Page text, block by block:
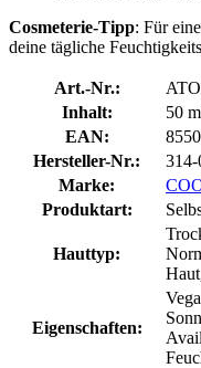
Cosmeterie-Tipp: Für
deine tägliche
Art.-Nr.:
Inhalt:
50
EAN:
Hersteller-Nr.:
314-
Marke:
Produktart:
Hauttyp:
Eigenschaften: